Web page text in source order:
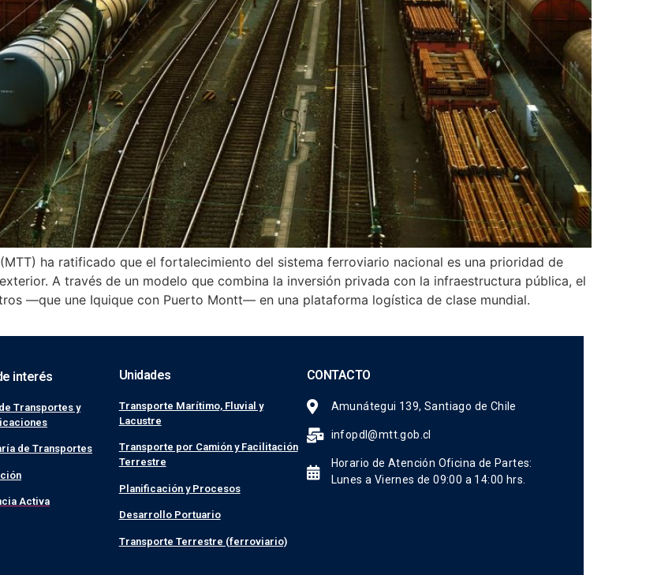
ha ratificado que el fortalecimiento del sistema ferroviario nacional es una prioridad de
A través de un modelo que combina la inversión privada con la infraestructura pública, el
—que une Iquique con Puerto Montt— en una plataforma logística de clase mundial.
interés
Transportes y
de Transportes
Activa
Unidades
Transporte Marítimo, Fluvial y
Lacustre
Transporte por Camión y Facilitación
Terrestre
Planificación y Procesos
Desarrollo Portuario
Transporte Terrestre (ferroviario)
CONTACTO
Amunátegui 139, Santiago de Chile
infopdl@mtt.gob.cl
Horario de Atención Oficina de Partes:
Lunes a Viernes de 09:00 a 14:00 hrs.